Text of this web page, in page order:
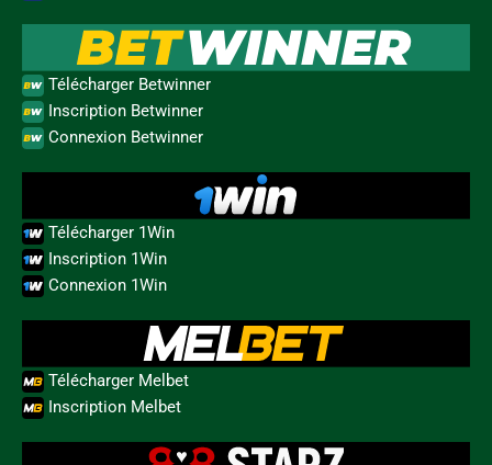
Télécharger Betwinner
Inscription Betwinner
Connexion Betwinner
Télécharger 1Win
Inscription 1Win
Connexion 1Win
Télécharger Melbet
Inscription Melbet